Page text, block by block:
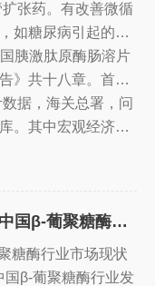
场机遇，建立品牌
的市场份额。
张药。有改善微循
如糖尿病引起的肾
缺血性脑血管病，
胰激肽原酶肠溶片
》共十八章。首先
环境、胰激肽原酶
激肽原酶肠溶片行
原酶肠溶片市场竞
片做了重点企业经
片产业有个系统的
，本报告是您不可
据，海关总署，问
。其中宏观经济数
数据主要来自国家
来自于国统计局规
2025-2031年中国β-葡聚糖酶行业市场调查分析及产业前景规划报告
酶行业市场现状
β-葡聚糖酶行业发